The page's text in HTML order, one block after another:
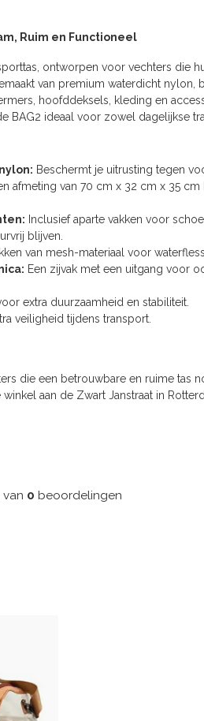
Ruim en Functioneel
ontworpen voor vechters die
van premium waterdicht
hoofddeksels, kleding en
BAG2 ideaal voor zowel dagelijkse
Beschermt je uitrusting tegen
afmeting van 70 cm x 32 cm x 35
Inclusief aparte vakken voor
blijven.
van mesh-materiaal voor
Een zijvak met een uitgang voor
extra duurzaamheid en stabiliteit.
veiligheid tijdens transport.
die een betrouwbare en ruime tas
aan de Zwart Janstraat in
0 beoordelingen